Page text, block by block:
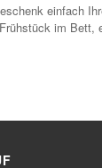
einfach
im